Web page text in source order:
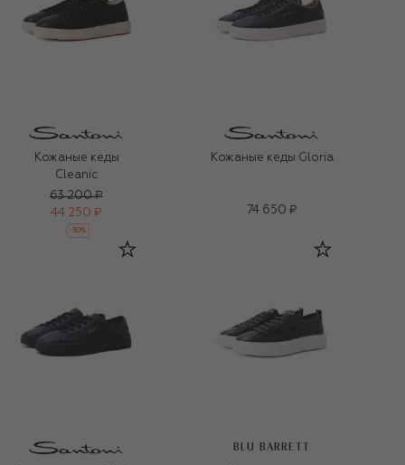
Кожаные кеды
Cleanic
63 200 ₽
44 250 ₽
-30%
Кожаные кеды Gloria
74 650 ₽
BLU BARRETT